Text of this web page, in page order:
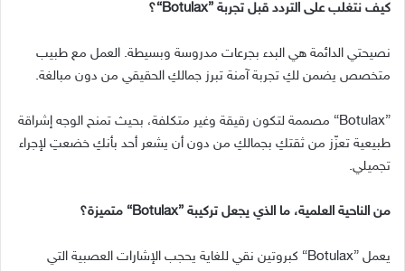
كيف نتغلب على التردد قبل تجربة ”Botulax“ ؟
نصيحتي الدائمة هي البدء بجرعات مدروسة وبسيطة. العمل مع طبيب
متخصص يضمن لكِ تجربة آمنة تبرز جمالكِ الحقيقي من دون مبالغة.
”Botulax“
مصممة لتكون رقيقة وغير متكلفة، بحيث تمنح الوجه إشراقة
طبيعية تعزّز من ثقتكِ بجمالكِ من دون أن يشعر أحد بأنكِ خضعتِ لإجراء
تجميلي.
من الناحية العلمية، ما الذي يجعل تركيبة ”Botulax“ متميزة؟
يعمل ”Botulax“
كبروتين نقي للغاية يحجب الإشارات العصبية التي